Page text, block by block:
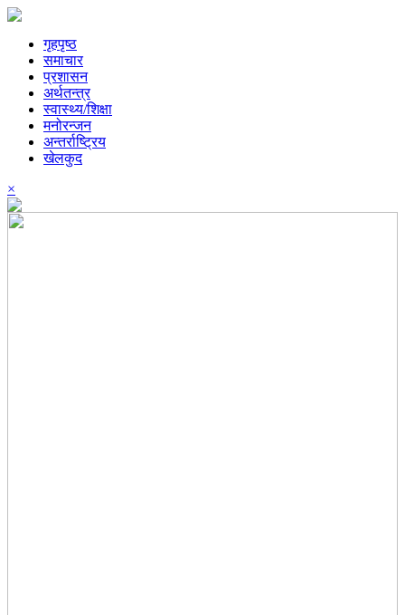
गृहपृष्ठ
समाचार
प्रशासन
अर्थतन्त्र
स्वास्थ्य/शिक्षा
मनोरन्जन
अन्तर्राष्ट्रिय
खेलकुद
×